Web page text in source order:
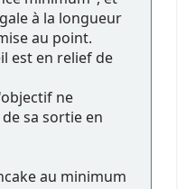
à la longueur
au point.
est en relief de
ne
sa sortie en
au minimum